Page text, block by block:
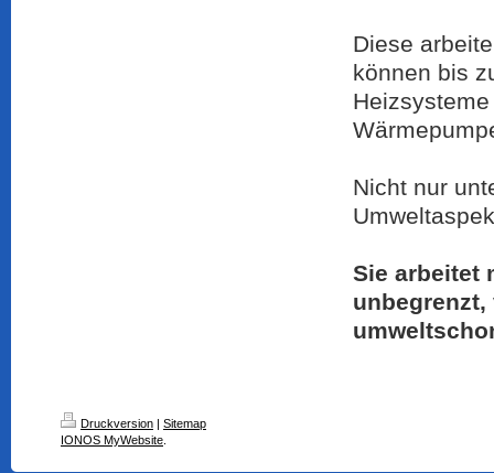
Diese
können bis
Nicht nur
Sie arbeitet
Druckversion | Sitemap
IONOS MyWebsite